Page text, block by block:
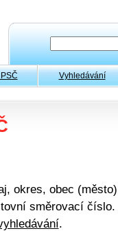
Vyhledávání
okres, obec
směrovací
.